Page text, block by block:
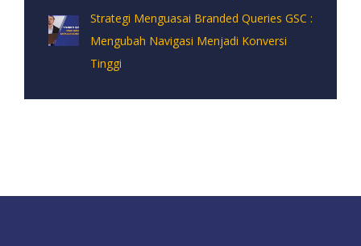
Strategi Menguasai Branded Queries GSC :
Mengubah Navigasi Menjadi Konversi
Tinggi